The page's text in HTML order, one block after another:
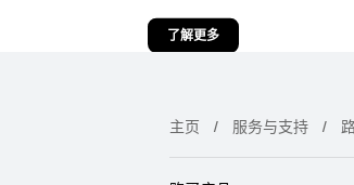
了解更多
主页 服务与支持